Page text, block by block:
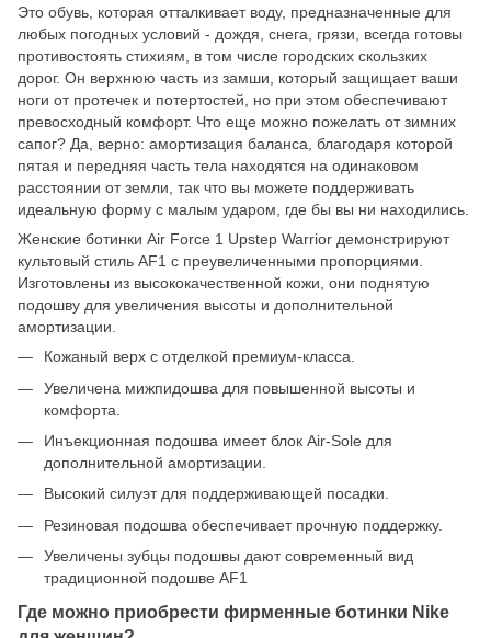
Это обувь, которая отталкивает воду, предназначенные для
любых погодных условий - дождя, снега, грязи, всегда готовы
противостоять стихиям, в том числе городских скользких
дорог. Он верхнюю часть из замши, который защищает ваши
ноги от протечек и потертостей, но при этом обеспечивают
превосходный комфорт. Что еще можно пожелать от зимних
сапог? Да, верно: амортизация баланса, благодаря которой
пятая и передняя часть тела находятся на одинаковом
расстоянии от земли, так что вы можете поддерживать
идеальную форму с малым ударом, где бы вы ни находились.
Женские ботинки Air Force 1 Upstep Warrior демонстрируют
культовый стиль AF1 с преувеличенными пропорциями.
Изготовлены из высококачественной кожи, они поднятую
подошву для увеличения высоты и дополнительной
амортизации.
Кожаный верх с отделкой премиум-класса.
Увеличена мижпидошва для повышенной высоты и
комфорта.
Инъекционная подошва имеет блок Air-Sole для
дополнительной амортизации.
Высокий силуэт для поддерживающей посадки.
Резиновая подошва обеспечивает прочную поддержку.
Увеличены зубцы подошвы дают современный вид
традиционной подошве AF1
Где можно приобрести фирменные ботинки Nike